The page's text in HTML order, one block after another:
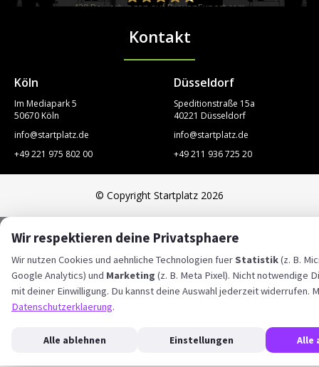
STARTPLATZ
420Bewertungen auf ProvenExpert.com
Kontakt
Köln
Im Mediapark 5
50670 Köln
info@startplatz.de
+49 221 975 802 00
Düsseldorf
Speditionstraße 15a
40221 Düsseldorf
info@startplatz.de
+49 211 936 725 20
© Copyright Startplatz 2026
Wir respektieren deine Privatsphaere
Wir nutzen Cookies und aehnliche Technologien fuerStatistik(z. B.
Google Analytics) und Marketing (z. B. Meta Pixel). Nicht notwendige
mit deiner Einwilligung. Du kannst deine Auswahl jederzeit widerrufen.
Datenschutzerklaerung.
Alle ablehnen Einstellungen Alle